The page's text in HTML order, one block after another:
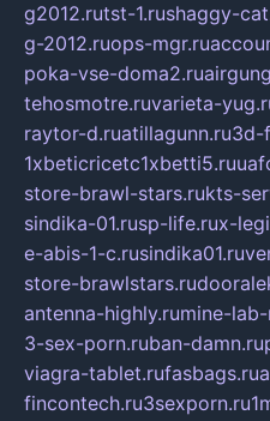
g2012.rutst-1.rushaggy-
g-2012.ruops-mgr.ru
poka-vse-doma2.ru
tehosmotre.ruvarieta-
raytor-d.ruatillagunn.ru3d-
1xbeticricetc1xbetti5.ru
store-brawl-stars.rukts-
sindika-01.rusp-life.rux-
e-abis-1-c.rusindika01.ru
store-brawlstars.ru
antenna-highly.rumine-
3-sex-porn.ruban-damn.ru
viagra-tablet.rufasbags.ru
fincontech.ru3sexporn.ru